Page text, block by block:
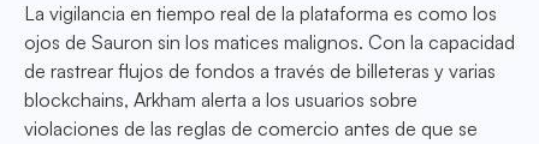
La vigilancia en tiempo real de la plataforma es como los
ojos de Sauron sin los matices malignos. Con la capacidad
de rastrear flujos de fondos a través de billeteras y varias
blockchains, Arkham alerta a los usuarios sobre
violaciones de las reglas de comercio antes de que se